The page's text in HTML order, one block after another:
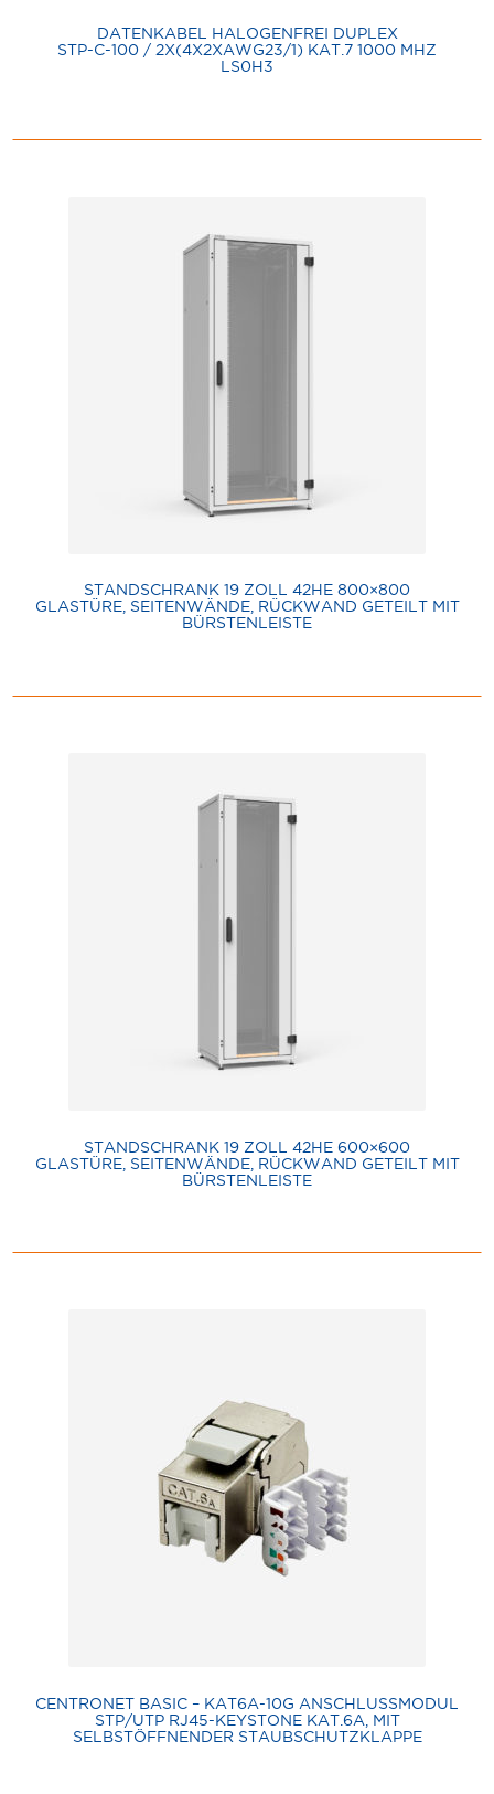
DATENKABEL HALOGENFREI DUPLEX
STP-C-100 / 2X(4X2XAWG23/1) KAT.7 1000 MHZ
LS0H3
STANDSCHRANK 19 ZOLL 42HE 800×800
GLASTÜRE, SEITENWÄNDE, RÜCKWAND GETEILT MIT
BÜRSTENLEISTE
STANDSCHRANK 19 ZOLL 42HE 600×600
GLASTÜRE, SEITENWÄNDE, RÜCKWAND GETEILT MIT
BÜRSTENLEISTE
CENTRONET BASIC – KAT6A-10G ANSCHLUSSMODUL
STP/UTP RJ45-KEYSTONE KAT.6A, MIT
SELBSTÖFFNENDER STAUBSCHUTZKLAPPE